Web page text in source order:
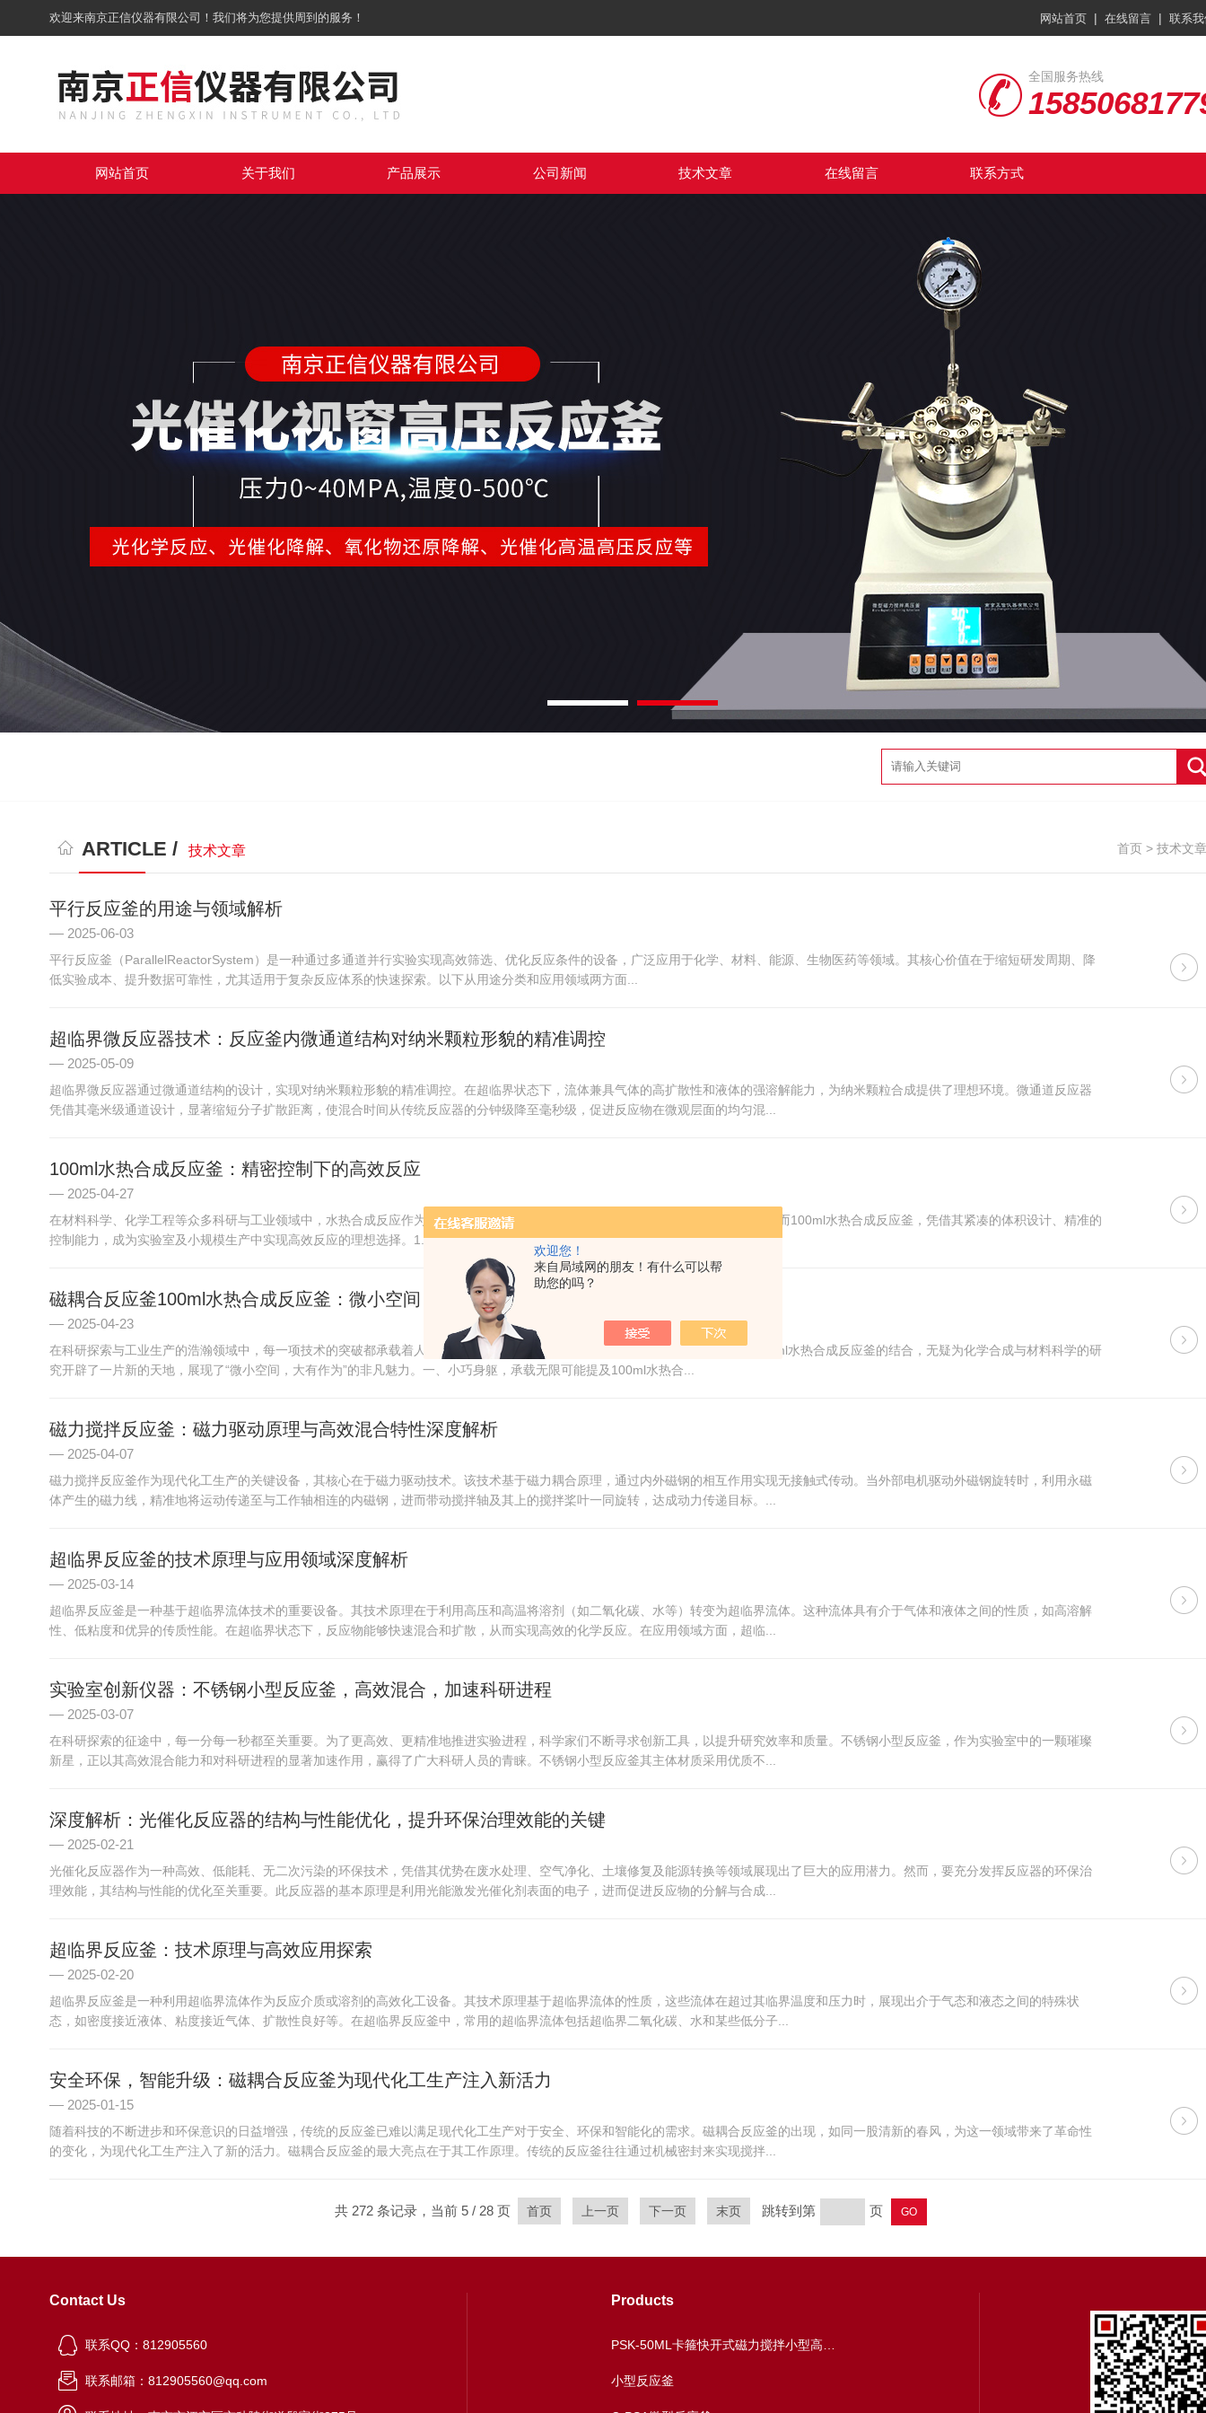
欢迎您！
来自局域网的朋友！有什么可以帮
助您的吗？
欢迎来南京正信仪器有限公司！我们将为您提供周到的服务！ 网站首页 | 在线留言 | 联系
全国服务热线
网站首页 关于我们 产品展示 公司新闻 技术文章 在线留言 联系方式
ARTICLE / 技术文章 首页 > 技术文章
平行反应釜的用途与领域解析
2025-06-03
平行反应釜（ParallelReactorSystem）是一种通过多通道并行实验实现高效筛选、优化反应条件的设备，广泛应用于化学、材料、能源、生物医药等领域。其核心价值在于缩短研发周期、降
低实验成本、提升数据可靠性，尤其适用于复杂反应体系的快速探索。以下从用途分类和应用领域两方面...
超临界微反应器技术：反应釜内微通道结构对纳米颗粒形貌的精准调控
2025-05-09
超临界微反应器通过微通道结构的设计，实现对纳米颗粒形貌的精准调控。在超临界状态下，流体兼具气体的高扩散性和液体的强溶解能力，为纳米颗粒合成提供了理想环境。微通道反应器
凭借其毫米级通道设计，显著缩短分子扩散距离，使混合时间从传统反应器的分钟级降至毫秒级，促进反应物在微观层面的均匀混...
100ml水热合成反应釜：精密控制下的高效反应
2025-04-27
在材料科学、化学工程等众多科研与工业领域中，水热合成反应作为制备纳米材料、晶体等的重要手段，正发挥着日益关键的作用。而100ml水热合成反应釜，凭借其紧凑的体积设计、精准的
控制能力，成为实验室及小规模生产中实现高效反应的理想选择。1.小巧身形，灵活适配100ml水热合成反应釜体积...
磁耦合反应釜100ml水热合成反应釜：微小空间，大有作为
2025-04-23
在科研探索与工业生产的浩瀚领域中，每一项技术的突破都承载着人类对未知世界的渴望与追求。而在这其中，磁耦合反应釜与100ml水热合成反应釜的结合，无疑为化学合成与材料科学的研
究开辟了一片新的天地，展现了“微小空间，大有作为”的非凡魅力。一、小巧身躯，承载无限可能提及100ml水热合...
磁力搅拌反应釜：磁力驱动原理与高效混合特性深度解析
2025-04-07
磁力搅拌反应釜作为现代化工生产的关键设备，其核心在于磁力驱动技术。该技术基于磁力耦合原理，通过内外磁钢的相互作用实现无接触式传动。当外部电机驱动外磁钢旋转时，利用永磁
体产生的磁力线，精准地将运动传递至与工作轴相连的内磁钢，进而带动搅拌轴及其上的搅拌桨叶一同旋转，达成动力传递目标。...
超临界反应釜的技术原理与应用领域深度解析
2025-03-14
超临界反应釜是一种基于超临界流体技术的重要设备。其技术原理在于利用高压和高温将溶剂（如二氧化碳、水等）转变为超临界流体。这种流体具有介于气体和液体之间的性质，如高溶解
性、低粘度和优异的传质性能。在超临界状态下，反应物能够快速混合和扩散，从而实现高效的化学反应。在应用领域方面，超临...
实验室创新仪器：不锈钢小型反应釜，高效混合，加速科研进程
2025-03-07
在科研探索的征途中，每一分每一秒都至关重要。为了更高效、更精准地推进实验进程，科学家们不断寻求创新工具，以提升研究效率和质量。不锈钢小型反应釜，作为实验室中的一颗璀璨
新星，正以其高效混合能力和对科研进程的显著加速作用，赢得了广大科研人员的青睐。不锈钢小型反应釜其主体材质采用优质不...
深度解析：光催化反应器的结构与性能优化，提升环保治理效能的关键
2025-02-21
光催化反应器作为一种高效、低能耗、无二次污染的环保技术，凭借其优势在废水处理、空气净化、土壤修复及能源转换等领域展现出了巨大的应用潜力。然而，要充分发挥反应器的环保治
理效能，其结构与性能的优化至关重要。此反应器的基本原理是利用光能激发光催化剂表面的电子，进而促进反应物的分解与合成...
超临界反应釜：技术原理与高效应用探索
2025-02-20
超临界反应釜是一种利用超临界流体作为反应介质或溶剂的高效化工设备。其技术原理基于超临界流体的性质，这些流体在超过其临界温度和压力时，展现出介于气态和液态之间的特殊状
态，如密度接近液体、粘度接近气体、扩散性良好等。在超临界反应釜中，常用的超临界流体包括超临界二氧化碳、水和某些低分子...
安全环保，智能升级：磁耦合反应釜为现代化工生产注入新活力
2025-01-15
随着科技的不断进步和环保意识的日益增强，传统的反应釜已难以满足现代化工生产对于安全、环保和智能化的需求。磁耦合反应釜的出现，如同一股清新的春风，为这一领域带来了革命性
的变化，为现代化工生产注入了新的活力。磁耦合反应釜的最大亮点在于其工作原理。传统的反应釜往往通过机械密封来实现搅拌...
共 272 条记录，当前 5 / 28 页 首页 上一页 下一页 末页 跳转到第 页
Contact Us
联系QQ：812905560
联系邮箱：812905560@qq.com
Products
小型反应釜